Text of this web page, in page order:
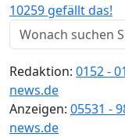
10259 gefällt das!
Redaktion: 0152 -
news.de
Anzeigen: 05531 -
news.de